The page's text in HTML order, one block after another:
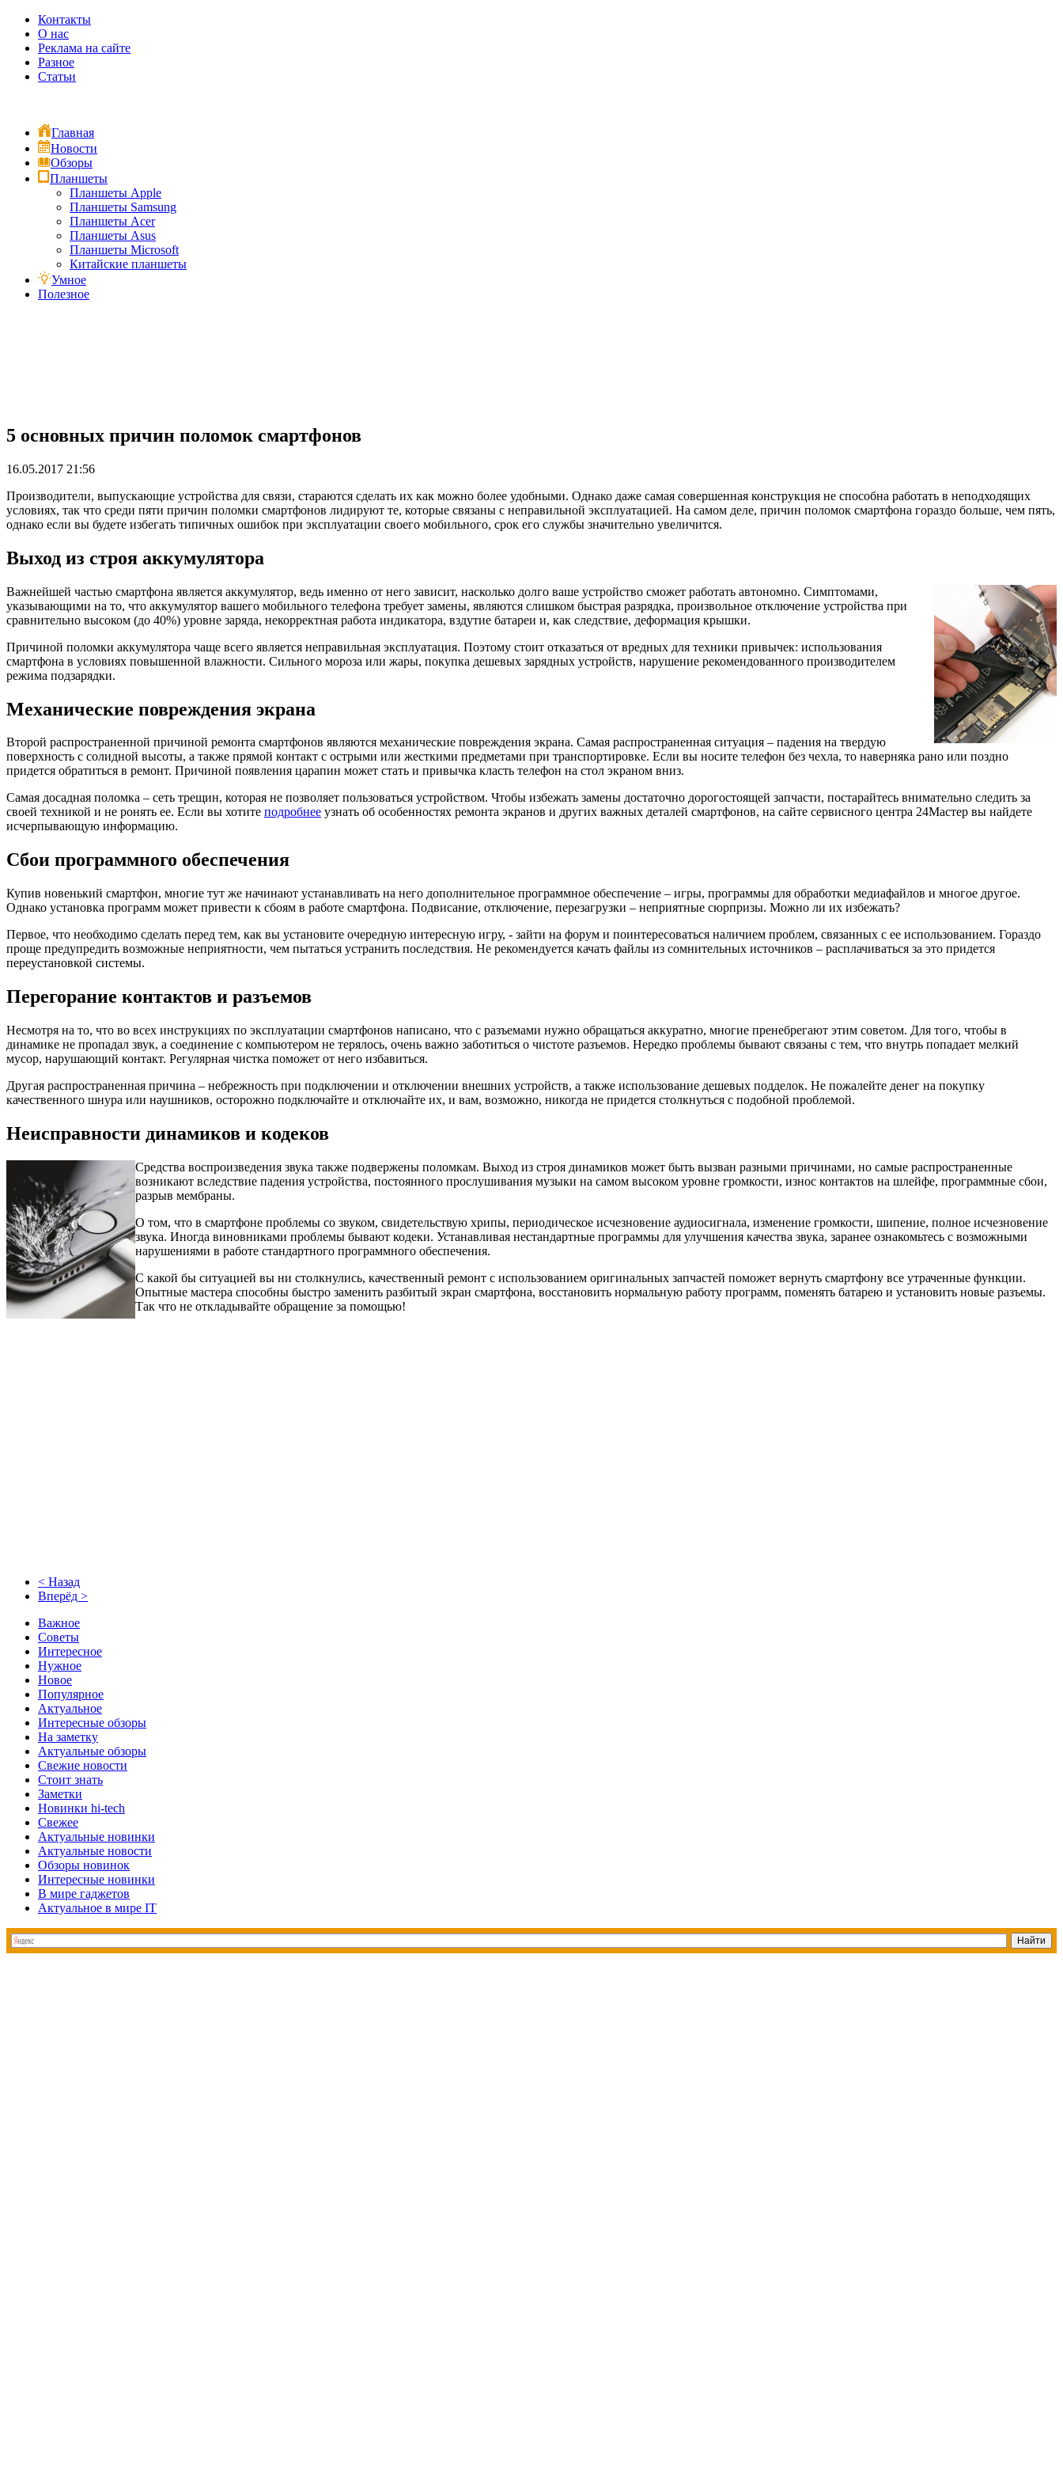
Контакты
О нас
Реклама на сайте
Разное
Статьи
Главная
Новости
Обзоры
Планшеты
Планшеты Apple
Планшеты Samsung
Планшеты Acer
Планшеты Asus
Планшеты Microsoft
Китайские планшеты
Умное
Полезное
5 основных причин поломок смартфонов
16.05.2017 21:56
Производители, выпускающие устройства для связи, стараются сделать их как можно более удобными. Однако даже самая совершенная конструкция не способна работать в неподходящих
условиях, так что среди пяти причин поломки смартфонов лидируют те, которые связаны с неправильной эксплуатацией. На самом деле, причин поломок смартфона гораздо больше, чем пять,
однако если вы будете избегать типичных ошибок при эксплуатации своего мобильного, срок его службы значительно увеличится.
Выход из строя аккумулятора
Важнейшей частью смартфона является аккумулятор, ведь именно от него зависит, насколько долго ваше устройство сможет работать автономно. Симптомами,
указывающими на то, что аккумулятор вашего мобильного телефона требует замены, являются слишком быстрая разрядка, произвольное отключение устройства при
сравнительно высоком (до 40%) уровне заряда, некорректная работа индикатора, вздутие батареи и, как следствие, деформация крышки.
Причиной поломки аккумулятора чаще всего является неправильная эксплуатация. Поэтому стоит отказаться от вредных для техники привычек: использования
смартфона в условиях повышенной влажности. Сильного мороза или жары, покупка дешевых зарядных устройств, нарушение рекомендованного производителем
режима подзарядки.
Механические повреждения экрана
Второй распространенной причиной ремонта смартфонов являются механические повреждения экрана. Самая распространенная ситуация – падения на твердую
поверхность с солидной высоты, а также прямой контакт с острыми или жесткими предметами при транспортировке. Если вы носите телефон без чехла, то наверняка рано или поздно
придется обратиться в ремонт. Причиной появления царапин может стать и привычка класть телефон на стол экраном вниз.
Самая досадная поломка – сеть трещин, которая не позволяет пользоваться устройством. Чтобы избежать замены достаточно дорогостоящей запчасти, постарайтесь внимательно следить за
своей техникой и не ронять ее. Если вы хотите подробнее узнать об особенностях ремонта экранов и других важных деталей смартфонов, на сайте сервисного центра 24Мастер вы найдете
исчерпывающую информацию.
Сбои программного обеспечения
Купив новенький смартфон, многие тут же начинают устанавливать на него дополнительное программное обеспечение – игры, программы для обработки медиафайлов и многое другое.
Однако установка программ может привести к сбоям в работе смартфона. Подвисание, отключение, перезагрузки – неприятные сюрпризы. Можно ли их избежать?
Первое, что необходимо сделать перед тем, как вы установите очередную интересную игру, - зайти на форум и поинтересоваться наличием проблем, связанных с ее использованием. Гораздо
проще предупредить возможные неприятности, чем пытаться устранить последствия. Не рекомендуется качать файлы из сомнительных источников – расплачиваться за это придется
переустановкой системы.
Перегорание контактов и разъемов
Несмотря на то, что во всех инструкциях по эксплуатации смартфонов написано, что с разъемами нужно обращаться аккуратно, многие пренебрегают этим советом. Для того, чтобы в
динамике не пропадал звук, а соединение с компьютером не терялось, очень важно заботиться о чистоте разъемов. Нередко проблемы бывают связаны с тем, что внутрь попадает мелкий
мусор, нарушающий контакт. Регулярная чистка поможет от него избавиться.
Другая распространенная причина – небрежность при подключении и отключении внешних устройств, а также использование дешевых подделок. Не пожалейте денег на покупку
качественного шнура или наушников, осторожно подключайте и отключайте их, и вам, возможно, никогда не придется столкнуться с подобной проблемой.
Неисправности динамиков и кодеков
Средства воспроизведения звука также подвержены поломкам. Выход из строя динамиков может быть вызван разными причинами, но самые распространенные
возникают вследствие падения устройства, постоянного прослушивания музыки на самом высоком уровне громкости, износ контактов на шлейфе, программные сбои,
разрыв мембраны.
О том, что в смартфоне проблемы со звуком, свидетельствую хрипы, периодическое исчезновение аудиосигнала, изменение громкости, шипение, полное исчезновение
звука. Иногда виновниками проблемы бывают кодеки. Устанавливая нестандартные программы для улучшения качества звука, заранее ознакомьтесь с возможными
нарушениями в работе стандартного программного обеспечения.
С какой бы ситуацией вы ни столкнулись, качественный ремонт с использованием оригинальных запчастей поможет вернуть смартфону все утраченные функции.
Опытные мастера способны быстро заменить разбитый экран смартфона, восстановить нормальную работу программ, поменять батарею и установить новые разъемы.
Так что не откладывайте обращение за помощью!
< Назад
Вперёд >
Важное
Советы
Интересное
Нужное
Новое
Популярное
Актуальное
Интересные обзоры
На заметку
Актуальные обзоры
Свежие новости
Стоит знать
Заметки
Новинки hi-tech
Свежее
Актуальные новинки
Актуальные новости
Обзоры новинок
Интересные новинки
В мире гаджетов
Актуальное в мире IT